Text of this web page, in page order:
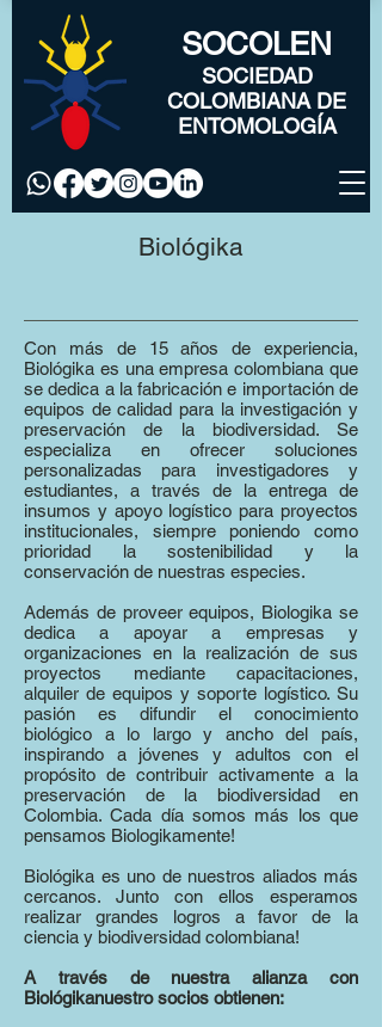
SOCOLEN
SOCIEDAD
COLOMBIANA DE
ENTOMOLOGÍA
Biológika
Con más de 15 años de experiencia,
Biológika es una empresa colombiana que
se dedica a la fabricación e importación de
equipos de calidad para la investigación y
preservación de la biodiversidad. Se
especializa en ofrecer soluciones
personalizadas para investigadores y
estudiantes, a través de la entrega de
insumos y apoyo logístico para proyectos
institucionales, siempre poniendo como
prioridad la sostenibilidad y la
conservación de nuestras especies.
Además de proveer equipos, Biologika se
dedica a apoyar a empresas y
organizaciones en la realización de sus
proyectos mediante capacitaciones,
alquiler de equipos y soporte logístico. Su
pasión es difundir el conocimiento
biológico a lo largo y ancho del país,
inspirando a jóvenes y adultos con el
propósito de contribuir activamente a la
preservación de la biodiversidad en
Colombia. Cada día somos más los que
pensamos Biologikamente!
Biológika es uno de nuestros aliados más
cercanos. Junto con ellos esperamos
realizar grandes logros a favor de la
ciencia y biodiversidad colombiana!
A través de nuestra alianza con
Biológikanuestro socios obtienen: